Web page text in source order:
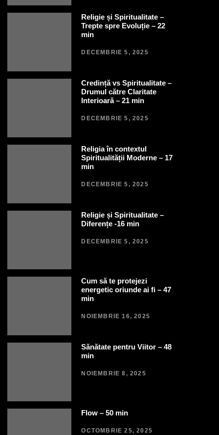
Religie și Spiritualitate –
Trepte spre Evoluție – 22
min
DECEMBRIE 5, 2025
Credință vs Spiritualitate –
Drumul către Claritate
Interioară – 21 min
DECEMBRIE 5, 2025
Religia în contextul
Spiritualității Moderne – 17
min
DECEMBRIE 5, 2025
Religie și Spiritualitate –
Diferențe -16 min
DECEMBRIE 5, 2025
Cum să te protejezi
energetic oriunde ai fi – 47
min
NOIEMBRIE 16, 2025
Sănătate pentru Viitor – 48
min
NOIEMBRIE 8, 2025
Flow – 50 min
OCTOMBRIE 25, 2025